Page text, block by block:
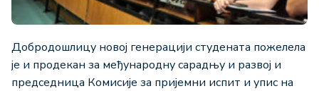
Добродошлицу новој генерацији студената пожелела
је и продекан за међународну сарадњу и развој и
председница Комисије за пријемни испит и упис на